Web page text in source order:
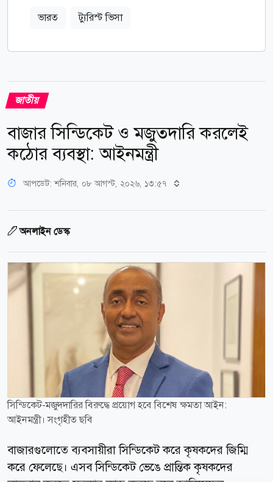
ভারত ট্যুরিস্ট ভিসা
জাতীয়
বাজার সিন্ডিকেট ও মজুতদারি করলেই
কঠোর ব্যবস্থা: আইনমন্ত্রী
আপডেট: শনিবার, ০৮ আগস্ট, ২০২৬, ১৩:৫৭
অনলাইন ডেস্ক
সিন্ডিকেট-মজুদদারির বিরুদ্ধে প্রয়োগ হবে বিশেষ ক্ষমতা আইন:
আইনমন্ত্রী। সংগৃহীত ছবি
বাজারগুলোতে ব্যবসায়ীরা সিন্ডিকেট করে কৃষকদের জিম্মি
করে ফেলেছে। এসব সিন্ডিকেট ভেঙে প্রান্তিক কৃষকদের